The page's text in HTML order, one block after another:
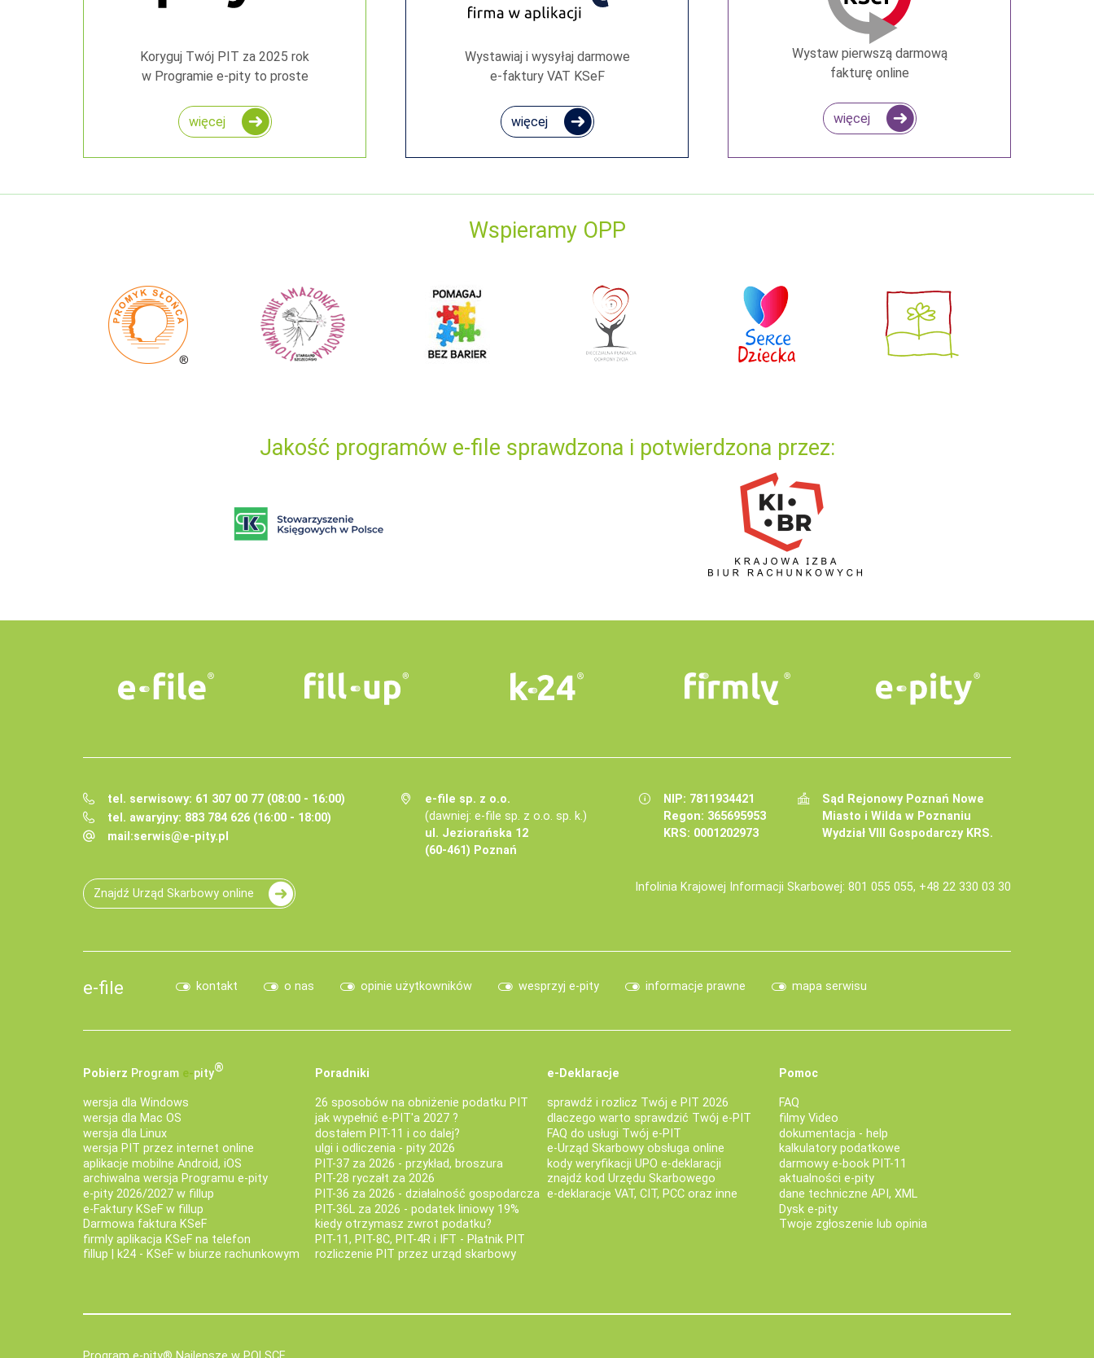
Koryguj Twój PIT za 2025 rok
w Programie e-pity to proste
więcej
Wystawiaj i wysyłaj darmowe
e‑faktury VAT KSeF
więcej
Wystaw pierwszą darmową
fakturę online
więcej
Wspieramy OPP
Jakość programów e-file sprawdzona i potwierdzona przez:
tel. serwisowy: 61 307 00 77 (08:00 - 16:00)
tel. awaryjny: 883 784 626 (16:00 - 18:00)
mail:serwis@e-pity.pl
e-file sp. z o.o.
(dawniej: e-file sp. z o.o. sp. k.)
ul. Jeziorańska 12
(60-461) Poznań
NIP: 7811934421
Regon: 365695953
KRS: 0001202973
Sąd Rejonowy Poznań Nowe
Miasto i Wilda w Poznaniu
Wydział VIII Gospodarczy KRS.
Znajdź Urząd Skarbowy online Infolinia Krajowej Informacji Skarbowej: 801 055 055, +48 22 330 03 30
e-file kontakt o nas opinie użytkowników wesprzyj e-pity informacje prawne mapa serwisu
Pobierz Program e‑pity®
wersja dla Windows
wersja dla Mac OS
wersja dla Linux
wersja PIT przez internet online
aplikacje mobilne Android, iOS
archiwalna wersja Programu e-pity
e-pity 2026/2027 w fillup
e‑Faktury KSeF w fillup
Darmowa faktura KSeF
firmly aplikacja KSeF na telefon
fillup | k24 - KSeF w biurze rachunkowym
Poradniki
26 sposobów na obniżenie podatku PIT
jak wypełnić e-PIT'a 2027 ?
dostałem PIT-11 i co dalej?
ulgi i odliczenia - pity 2026
PIT-37 za 2026 - przykład, broszura
PIT-28 ryczałt za 2026
PIT-36 za 2026 - działalność gospodarcza
PIT-36L za 2026 - podatek liniowy 19%
kiedy otrzymasz zwrot podatku?
PIT-11, PIT-8C, PIT-4R i IFT - Płatnik PIT
rozliczenie PIT przez urząd skarbowy
e-Deklaracje
sprawdź i rozlicz Twój e PIT 2026
dlaczego warto sprawdzić Twój e-PIT
FAQ do usługi Twój e-PIT
e-Urząd Skarbowy obsługa online
kody weryfikacji UPO e-deklaracji
znajdź kod Urzędu Skarbowego
e-deklaracje VAT, CIT, PCC oraz inne
Pomoc
FAQ
filmy Video
dokumentacja - help
kalkulatory podatkowe
darmowy e-book PIT-11
aktualności e-pity
dane techniczne API, XML
Dysk e-pity
Twoje zgłoszenie lub opinia